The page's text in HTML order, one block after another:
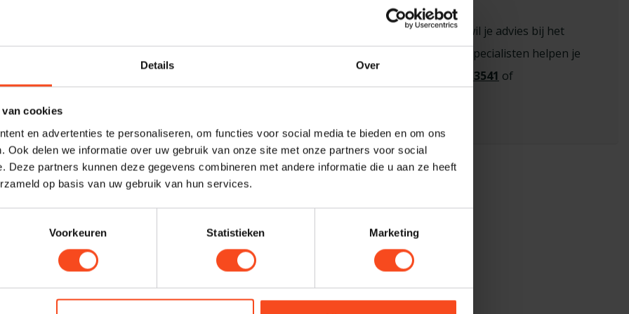
Details Over
van cookies
en advertenties te personaliseren, om functies voor social media te bieden en om ons
Ook delen we informatie over uw gebruik van onze site met onze partners voor social
Deze partners kunnen deze gegevens combineren met andere informatie die u aan ze heeft
op basis van uw gebruik van hun services.
Voorkeuren Statistieken Marketing
sandwichplaat, een materiaal dat we
luidsprekers. Met een fractie van
het voorkomen van ongewenste
het akoestisch relevante volume van
zijn onder meer de unieke demping
is, net als al onze luidsprekers,
gegarandeerd door dezelfde
luidspreker. Uitgerust met
met Audio Physic VCF V
de audiokwaliteit en de weergave-
tegen krassen.
Professioneel advies nodig?
Heb je een vraag over een product of wil je advies bij het
maken van de juiste keuze? Onze hi-fi specialisten helpen je
+31 26 445 3541 of